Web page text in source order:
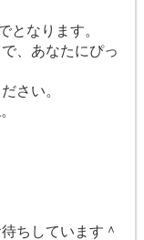
となります。
、あなたにぴっ
さい。
ちしています＾